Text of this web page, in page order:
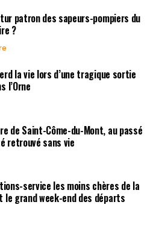
patron des sapeurs-pompiers du
?
la vie lors d’une tragique sortie
l’Orne
de Saint-Côme-du-Mont, au passé
retrouvé sans vie
service les moins chères de la
le grand week-end des départs